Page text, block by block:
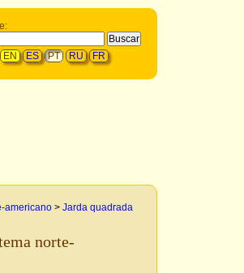
EN ES PT RU FR
americano > Jarda quadrada
norte-